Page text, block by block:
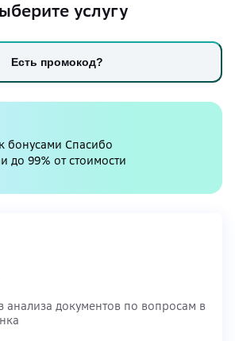
услугу
Есть промокод?
бонусами Спасибо
до 99% от стоимости
анализа документов по вопросам в